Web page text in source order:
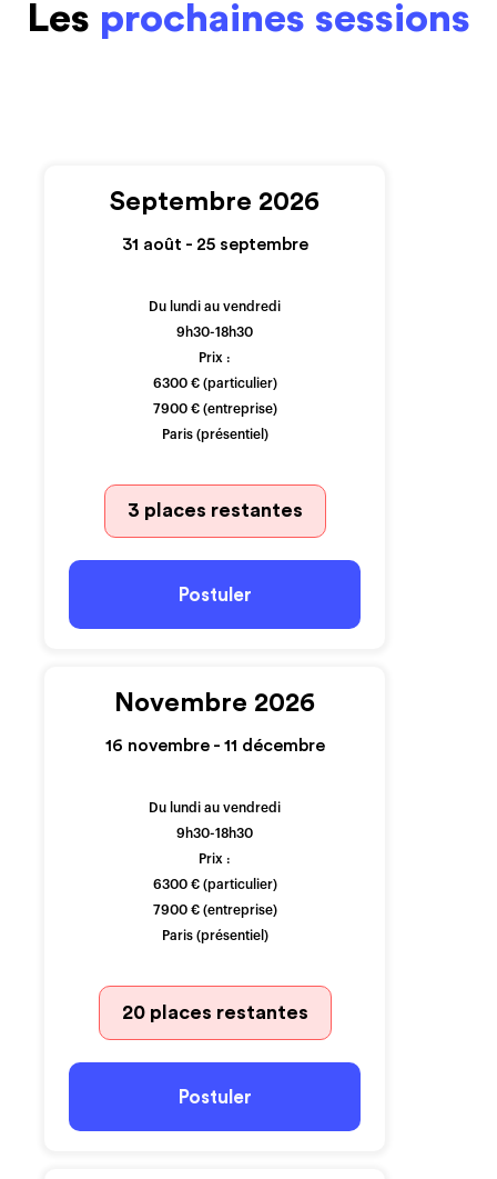
Les prochaines sessions
Septembre 2026
31 août - 25 septembre
Du lundi au vendredi
9h30-18h30
Prix :
6300 € (particulier)
7900 € (entreprise)
Paris (présentiel)
3 places restantes
Postuler
Novembre 2026
16 novembre - 11 décembre
Du lundi au vendredi
9h30-18h30
Prix :
6300 € (particulier)
7900 € (entreprise)
Paris (présentiel)
20 places restantes
Postuler